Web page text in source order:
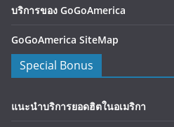
บริการของ GoGoAmerica
GoGoAmerica SiteMap
Special Bonus
แนะนำบริการยอดฮิตในอเมริกา